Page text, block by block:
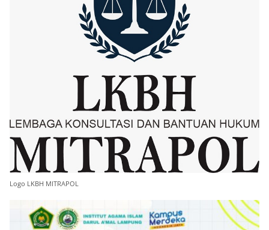
Logo LKBH MITRAPOL